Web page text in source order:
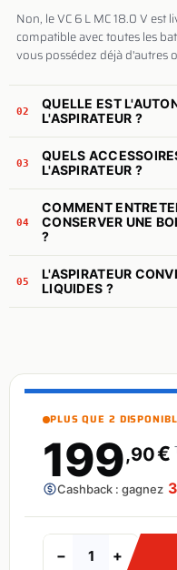
Non, le VC 6 L MC 18.0 V est
compatible avec toutes les
vous possédez déjà d'autres
02
QUELLE EST
L'ASPIRATEUR ?
03
QUELS
L'ASPIRATEUR ?
04
COMMENT
CONSERVER UNE
?
05
L'ASPIRATEUR
LIQUIDES ?
PLUS QUE 2
199,90€
Cashback : gagnez
− +